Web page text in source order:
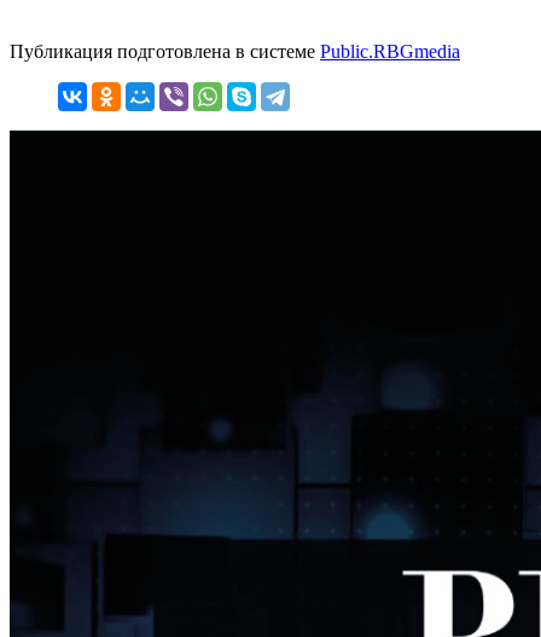
Публикация подготовлена в системе Public.RBGmedia